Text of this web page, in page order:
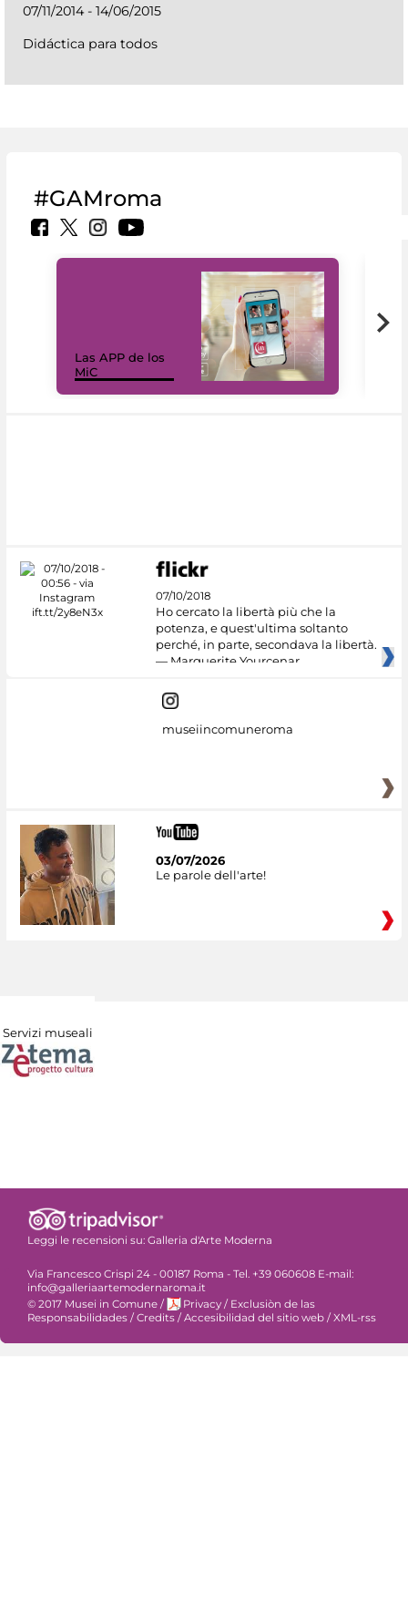
07/11/2014 - 14/06/2015
Didáctica para todos
#GAMroma
Las APP de los
MiC
07/10/2018
Ho cercato la libertà più che la
potenza, e quest'ultima soltanto
perché, in parte, secondava la libertà.
— Marguerite Yourcenar
museiincomuneroma
03/07/2026
Le parole dell'arte!
Servizi museali
Leggi le recensioni su: Galleria d'Arte Moderna
Via Francesco Crispi 24 - 00187 Roma - Tel. +39 060608 E-mail:
info@galleriaartemodernaroma.it
© 2017 Musei in Comune / Privacy / Exclusiòn de las
Responsabilidades / Credits / Accesibilidad del sitio web / XML-rss